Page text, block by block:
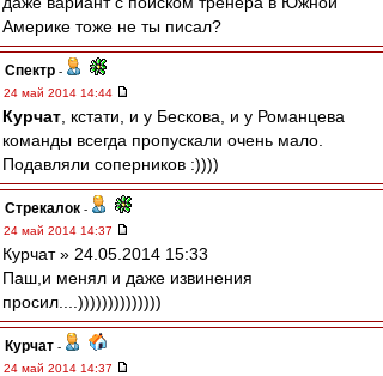
Америке тоже не ты писал?
Спектр -
24 май 2014 14:44
Курчат , кстати, и у Бескова, и у Романцева
команды всегда пропускали очень мало.
Подавляли соперников :))))
Стрекалок -
24 май 2014 14:37
Курчат » 24.05.2014 15:33
Паш,и менял и даже извинения
просил....))))))))))))))
Курчат -
24 май 2014 14:37